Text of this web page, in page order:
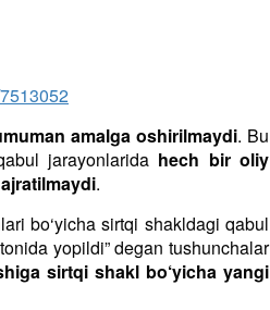
amalga oshirilmaydi. Bu
jarayonlarida hech bir oliy
.
bo‘yicha sirtqi shakldagi qabul
yopildi” degan tushunchalar
sirtqi shakl bo‘yicha yangi